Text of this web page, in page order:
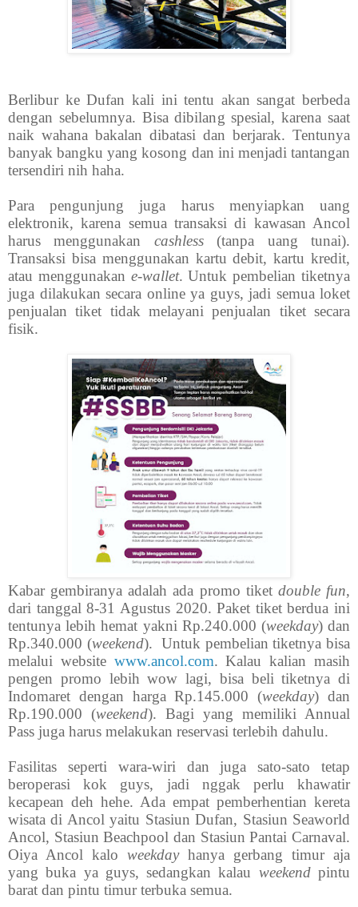
Berlibur ke Dufan kali ini tentu akan sangat berbeda
dengan sebelumnya. Bisa dibilang spesial, karena saat
naik wahana bakalan dibatasi dan berjarak. Tentunya
banyak bangku yang kosong dan ini menjadi tantangan
tersendiri nih haha.
Para pengunjung juga harus menyiapkan uang
elektronik, karena semua transaksi di kawasan Ancol
harus menggunakan cashless(tanpa uang tunai).
Transaksi bisa menggunakan kartu debit, kartu kredit,
atau menggunakan e-wallet. Untuk pembelian tiketnya
juga dilakukan secara online ya guys, jadi semua loket
penjualan tiket tidak melayani penjualan tiket secara
fisik.
Kabar gembiranya adalah ada promo tiket double fun,
dari tanggal 8-31 Agustus 2020. Paket tiket berdua ini
tentunya lebih hemat yakni Rp.240.000 (weekday) dan
Rp.340.000 (weekend). Untuk pembelian tiketnya bisa
melalui website www.ancol.com. Kalau kalian masih
pengen promo lebih wow lagi, bisa beli tiketnya di
Indomaret dengan harga Rp.145.000 (weekday) dan
Rp.190.000 (weekend). Bagi yang memiliki Annual
Pass juga harus melakukan reservasi terlebih dahulu.
Fasilitas seperti wara-wiri dan juga sato-sato tetap
beroperasi kok guys, jadi nggak perlu khawatir
kecapean deh hehe. Ada empat pemberhentian kereta
wisata di Ancol yaitu Stasiun Dufan, Stasiun Seaworld
Ancol, Stasiun Beachpool dan Stasiun Pantai Carnaval.
Oiya Ancol kalo weekdayhanya gerbang timur aja
yang buka ya guys, sedangkan kalau weekendpintu
barat dan pintu timur terbuka semua.